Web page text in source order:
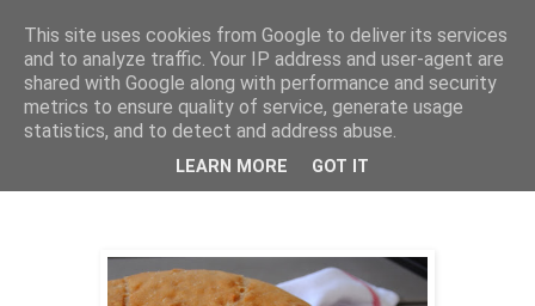
THURSDAYSCOOKING
četvrtak, 18. rujna 2025.
Rustikalni kruh
This site uses cookies from Google to deliver its services
and to analyze traffic. Your IP address and user-agent are
shared with Google along with performance and security
metrics to ensure quality of service, generate usage
statistics, and to detect and address abuse.
LEARN MORE GOT IT